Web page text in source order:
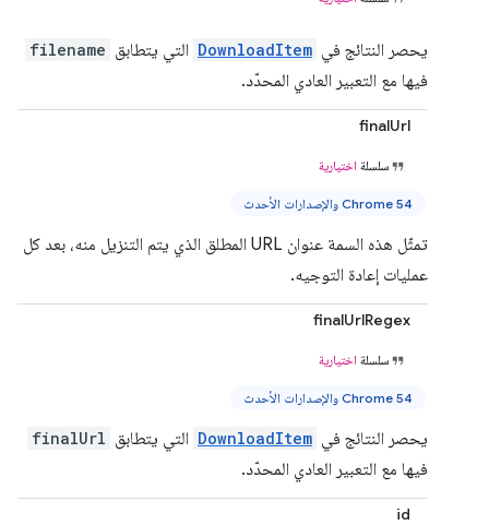
يحصر النتائج في DownloadItem التي يتطابق filename
فيها مع التعبير العادي المحدّد.
finalUrl
سلسلة اختيارية
Chrome 54 والإصدارات الأحدث
تمثّل هذه السمة عنوان URL المطلق الذي يتم التنزيل منه، بعد كل
عمليات إعادة التوجيه.
finalUrlRegex
سلسلة اختيارية
Chrome 54 والإصدارات الأحدث
يحصر النتائج في DownloadItem التي يتطابق finalUrl
فيها مع التعبير العادي المحدّد.
id